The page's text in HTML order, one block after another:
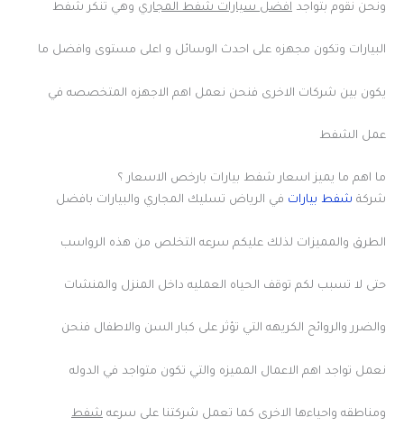
ونحن نقوم بتواجد افضل سيارات شفط المجاري وهي تنكر شفط
البيارات وتكون مجهزه على احدث الوسائل و اعلى مستوى وافضل ما
يكون بين شركات الاخرى فنحن نعمل اهم الاجهزه المتخصصه في
عمل الشفط
ما اهم ما يميز اسعار شفط بيارات بارخص الاسعار ؟
شركة شفط بيارات في الرياض تسليك المجاري والبيارات بافضل
الطرق والمميزات لذلك عليكم سرعه التخلص من هذه الرواسب
حتى لا تسبب لكم توقف الحياه العمليه داخل المنزل والمنشات
والضرر والروائح الكريهه التي تؤثر على كبار السن والاطفال فنحن
نعمل تواجد اهم الاعمال المميزه والتي تكون متواجد في الدوله
ومناطقه واحياءها الاخرى كما تعمل شركتنا على سرعه شفط